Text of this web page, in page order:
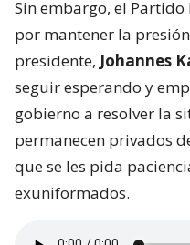
Sin embargo, el
por mantener la
presidente, Johannes
seguir esperando y
gobierno a resolver la
permanecen privados
que se les pida
exuniformados.